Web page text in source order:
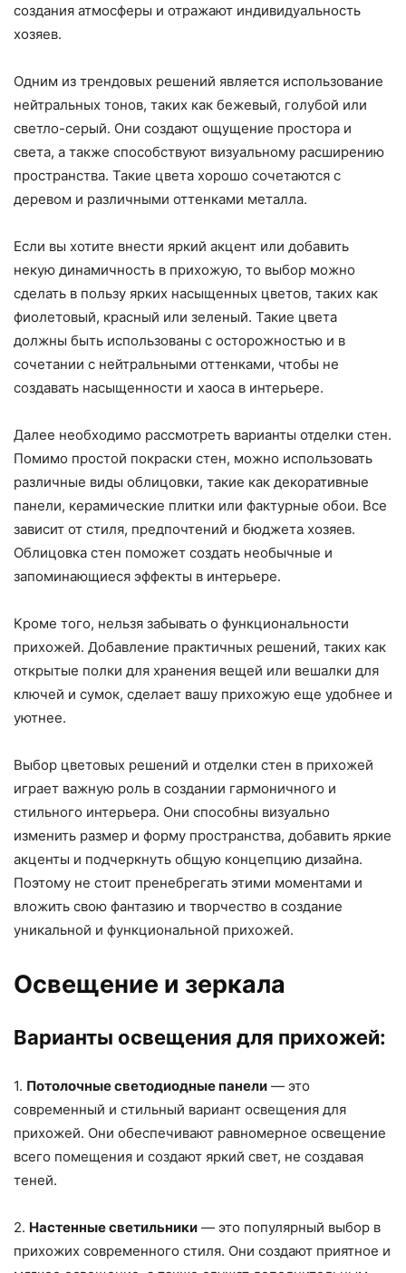
создания атмосферы и отражают индивидуальность
хозяев.
Одним из трендовых решений является использование
нейтральных тонов, таких как бежевый, голубой или
светло-серый. Они создают ощущение простора и
света, а также способствуют визуальному расширению
пространства. Такие цвета хорошо сочетаются с
деревом и различными оттенками металла.
Если вы хотите внести яркий акцент или добавить
некую динамичность в прихожую, то выбор можно
сделать в пользу ярких насыщенных цветов, таких как
фиолетовый, красный или зеленый. Такие цвета
должны быть использованы с осторожностью и в
сочетании с нейтральными оттенками, чтобы не
создавать насыщенности и хаоса в интерьере.
Далее необходимо рассмотреть варианты отделки стен.
Помимо простой покраски стен, можно использовать
различные виды облицовки, такие как декоративные
панели, керамические плитки или фактурные обои. Все
зависит от стиля, предпочтений и бюджета хозяев.
Облицовка стен поможет создать необычные и
запоминающиеся эффекты в интерьере.
Кроме того, нельзя забывать о функциональности
прихожей. Добавление практичных решений, таких как
открытые полки для хранения вещей или вешалки для
ключей и сумок, сделает вашу прихожую еще удобнее и
уютнее.
Выбор цветовых решений и отделки стен в прихожей
играет важную роль в создании гармоничного и
стильного интерьера. Они способны визуально
изменить размер и форму пространства, добавить яркие
акценты и подчеркнуть общую концепцию дизайна.
Поэтому не стоит пренебрегать этими моментами и
вложить свою фантазию и творчество в создание
уникальной и функциональной прихожей.
Освещение и зеркала
Варианты освещения для прихожей:
1. Потолочные светодиодные панели — это
современный и стильный вариант освещения для
прихожей. Они обеспечивают равномерное освещение
всего помещения и создают яркий свет, не создавая
теней.
2. Настенные светильники — это популярный выбор в
прихожих современного стиля. Они создают приятное и